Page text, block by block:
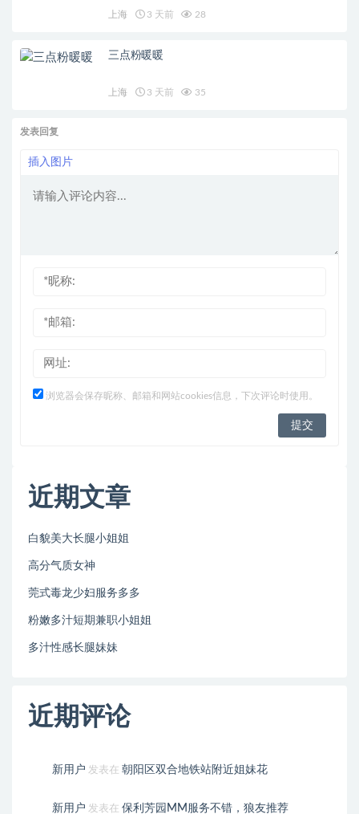
上海 3 天前 28
三点粉暖暖
上海 3 天前 35
发表回复
插入图片
浏览器会保存昵称、邮箱和网站cookies信息，下次评论时使用。
近期文章
白貌美大长腿小姐姐
高分气质女神
莞式毒龙少妇服务多多
粉嫩多汁短期兼职小姐姐
多汁性感长腿妹妹
近期评论
新用户 发表在 朝阳区双合地铁站附近姐妹花
新用户 发表在 保利芳园MM服务不错，狼友推荐